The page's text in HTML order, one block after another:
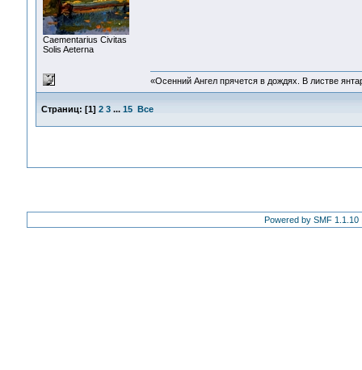
Сaementarius Civitas
Solis Aeterna
«Осенний Ангел прячется в дождях. В листве
Страниц: [1] 2 3 ... 15 Все
Powered by SMF 1.1.10